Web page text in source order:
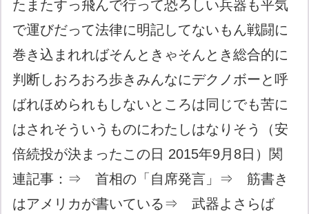
たまたすっ飛んで行って恐ろしい兵器も平気
で運びだって法律に明記してないもん戦闘に
巻き込まれればそんときゃそんとき総合的に
判断しおろおろ歩きみんなにデクノボーと呼
ばれほめられもしないところは同じでも苦に
はされそういうものにわたしはなりそう（安
倍続投が決まったこの日 2015年9月8日）関
連記事：⇒ 首相の「自席発言」⇒ 筋書き
はアメリカが書いている⇒ 武器よさらば